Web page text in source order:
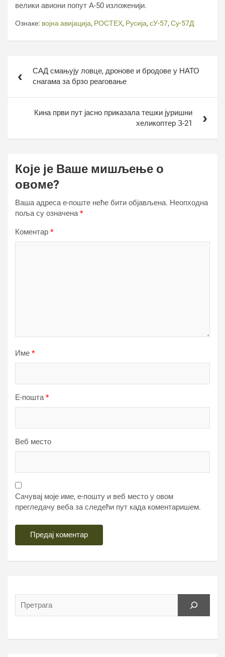
велики авиони попут А-50 изложенији.
Ознаке: војна авијација, РОСТЕХ, Русија, сУ-57, Су-57Д
чланкаСАД смањују ловце, дронове и бродове у НАТО
снагама за брзо реаговање
Кина први пут јасно приказала тешки јуришни
хеликоптер З-21
Које је Ваше мишљење о
овоме?
Ваша адреса е-поште неће бити објављена. Неопходна
поља су означена*
Коментар *
Име *
Е-пошта*
Веб место
Сачувај моје име, е-пошту и веб место у овом
прегледачу веба за следећи пут када коментаришем.